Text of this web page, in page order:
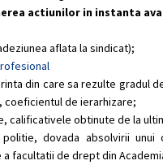
actiunilor in instanta
aflata la sindicat);
din care sa rezulte gradul
coeficientul de ierarhizare;
calificativele obtinute de la
dovada absolvirii unui
facultatii de drept din